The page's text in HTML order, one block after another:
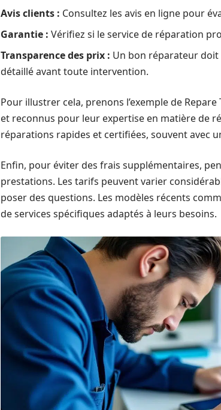
Avis clients : Consultez les avis en ligne pour
Garantie : Vérifiez si le service de réparation
Transparence des prix : Un bon réparateur
détaillé avant toute intervention.
Pour illustrer cela, prenons l’exemple de
et reconnus pour leur expertise en matière de
réparations rapides et certifiées, souvent avec
Enfin, pour éviter des frais supplémentaires,
prestations. Les tarifs peuvent varier
poser des questions. Les modèles récents
de services spécifiques adaptés à leurs besoins.